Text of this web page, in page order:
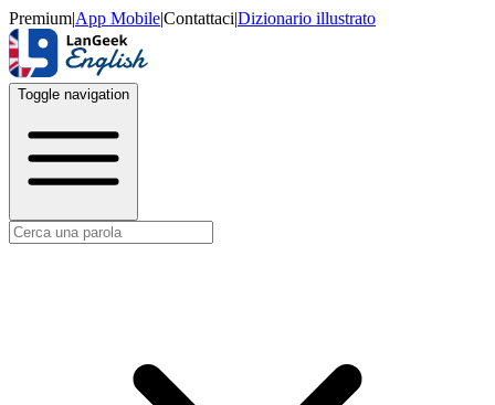
Premium|App Mobile|Contattaci|Dizionario illustrato
Toggle navigation